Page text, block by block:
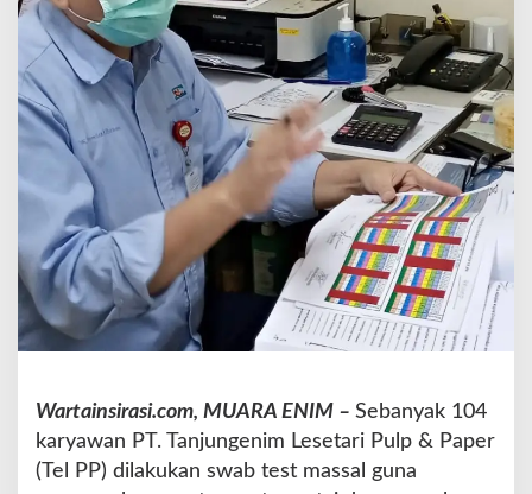
i
S
w
a
b
S
e
c
a
M
a
s
Wartainsirasi.com, MUARA ENIM – Sebanyak 104
karyawan PT. Tanjungenim Lesetari Pulp & Paper
(Tel PP) dilakukan swab test massal guna